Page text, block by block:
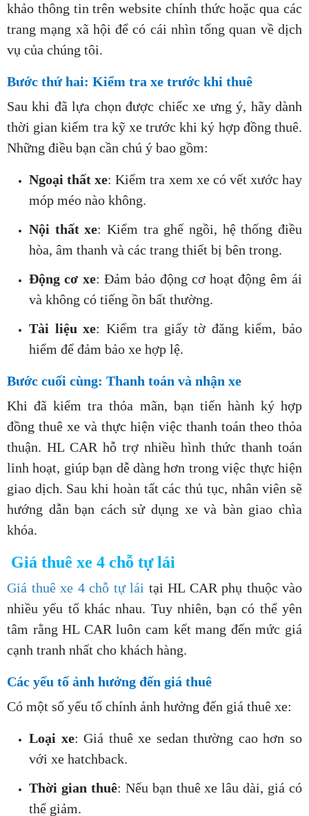
khảo thông tin trên website chính thức hoặc qua các
trang mạng xã hội để có cái nhìn tổng quan về dịch
vụ của chúng tôi.
Bước thứ hai: Kiểm tra xe trước khi thuê
Sau khi đã lựa chọn được chiếc xe ưng ý, hãy dành
thời gian kiểm tra kỹ xe trước khi ký hợp đồng thuê.
Những điều bạn cần chú ý bao gồm:
Ngoại thất xe: Kiểm tra xem xe có vết xước hay
móp méo nào không.
Nội thất xe: Kiểm tra ghế ngồi, hệ thống điều
hòa, âm thanh và các trang thiết bị bên trong.
Động cơ xe: Đảm bảo động cơ hoạt động êm ái
và không có tiếng ồn bất thường.
Tài liệu xe: Kiểm tra giấy tờ đăng kiểm, bảo
hiểm để đảm bảo xe hợp lệ.
Bước cuối cùng: Thanh toán và nhận xe
Khi đã kiểm tra thỏa mãn, bạn tiến hành ký hợp
đồng thuê xe và thực hiện việc thanh toán theo thỏa
thuận. HL CAR hỗ trợ nhiều hình thức thanh toán
linh hoạt, giúp bạn dễ dàng hơn trong việc thực hiện
giao dịch. Sau khi hoàn tất các thủ tục, nhân viên sẽ
hướng dẫn bạn cách sử dụng xe và bàn giao chìa
khóa.
Giá thuê xe 4 chỗ tự lái
Giá thuê xe 4 chỗ tự lái tại HL CAR phụ thuộc vào
nhiều yếu tố khác nhau. Tuy nhiên, bạn có thể yên
tâm rằng HL CAR luôn cam kết mang đến mức giá
cạnh tranh nhất cho khách hàng.
Các yếu tố ảnh hưởng đến giá thuê
Có một số yếu tố chính ảnh hưởng đến giá thuê xe:
Loại xe: Giá thuê xe sedan thường cao hơn so
với xe hatchback.
Thời gian thuê: Nếu bạn thuê xe lâu dài, giá có
thể giảm.